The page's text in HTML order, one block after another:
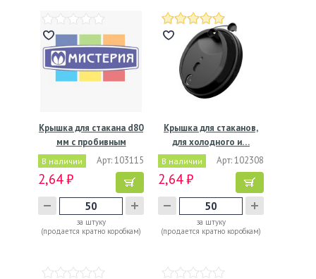
Крышка для стакана d80
мм с пробивным
слотом…
В наличии Арт: 103115
2,64 ₽
за штуку
(продается кратно коробкам)
Крышка для стаканов,
для холодного и…
В наличии Арт: 102308
2,64 ₽
за штуку
(продается кратно коробкам)